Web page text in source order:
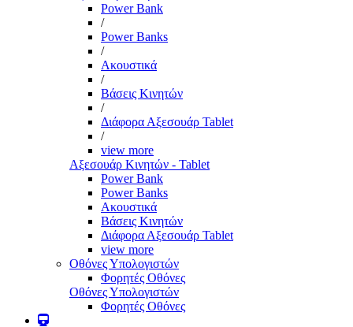
Power Bank
/
Power Banks
/
Ακουστικά
/
Βάσεις Κινητών
/
Διάφορα Αξεσουάρ Tablet
/
view more
Αξεσουάρ Κινητών - Tablet
Power Bank
Power Banks
Ακουστικά
Βάσεις Κινητών
Διάφορα Αξεσουάρ Tablet
view more
Οθόνες Υπολογιστών
Φορητές Οθόνες
Οθόνες Υπολογιστών
Φορητές Οθόνες